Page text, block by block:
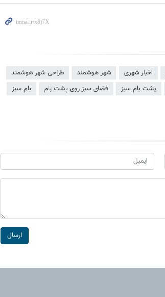
اخبار شهری شهر هوشمند
طراحی شهر هوشمند
پشت بام سبز فضای سبز روی پشت بام
بام سبز
ارسال